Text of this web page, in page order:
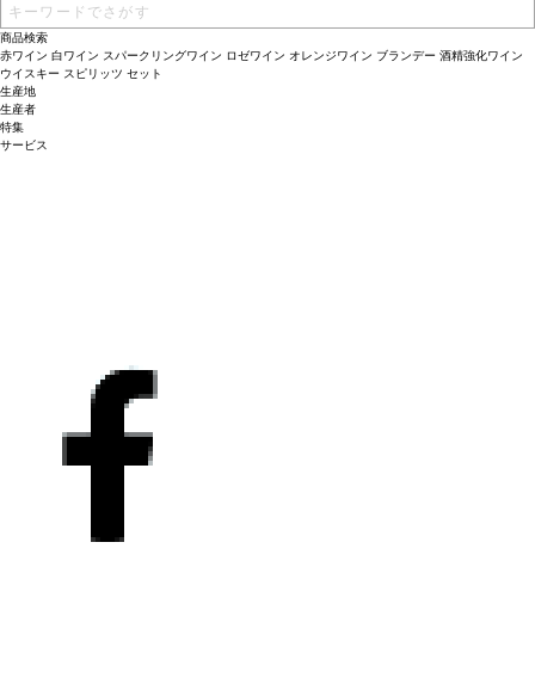
商品検索
赤ワイン 白ワイン スパークリングワイン ロゼワイン オレンジワイン ブランデー 酒精強化ワイン
ウイスキー スピリッツ セット
生産地
生産者
特集
サービス